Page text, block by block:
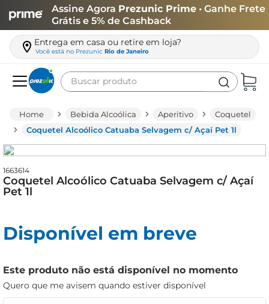
Assine Agora Prezunic Prime • Ganhe Frete
Grátis e 5% de Cashback
Entrega em casa ou retire em loja?
Você está no Prezunic Rio de Janeiro
Buscar produto
Bebida Alcoólica Aperitivo
Coquetel
Coquetel Alcoólico Catuaba Selvagem c/ Açaí Pet 1l
1663614
Coquetel Alcoólico Catuaba Selvagem c/ Açaí
Pet 1l
Disponível em breve
Este produto não está disponível no momento
Quero que me avisem quando estiver disponível
leite
queijo
biscoito
iogurte
papel higiênico